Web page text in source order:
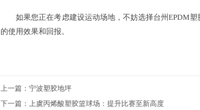
如果您正在考虑建设运动场地，不妨选择台州EPDM塑
的使用效果和回报。
上一篇： 宁波塑胶地坪
下一篇： 上虞丙烯酸塑胶篮球场：提升比赛至新高度